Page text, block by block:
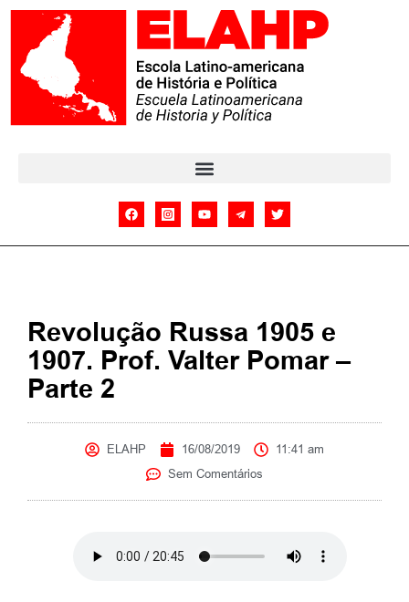
Revolução Russa 1905 e
1907. Prof. Valter Pomar –
Parte 2
ELAHP 16/08/2019
11:41 am
Sem Comentários